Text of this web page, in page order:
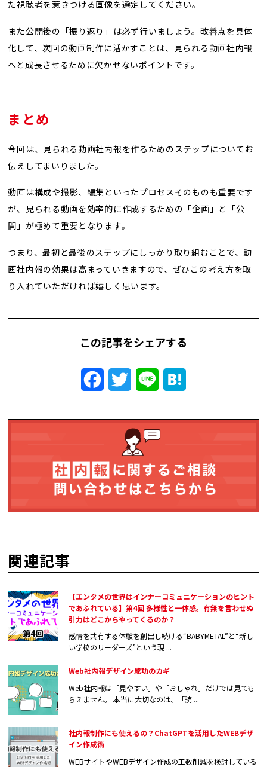
た視聴者を惹きつける画像を選定してください。
また公開後の「振り返り」は必ず行いましょう。改善点を具体
化して、次回の動画制作に活かすことは、見られる動画社内報
へと成長させるために欠かせないポイントです。
まとめ
今回は、見られる動画社内報を作るためのステップについてお
伝えしてまいりました。
動画は構成や撮影、編集といったプロセスそのものも重要です
が、見られる動画を効率的に作成するための「企画」と「公
開」が極めて重要となります。
つまり、最初と最後のステップにしっかり取り組むことで、動
画社内報の効果は高まっていきますので、ぜひこの考え方を取
り入れていただければ嬉しく思います。
この記事をシェアする
FacebookTwitter Line
関連記事
【エンタメの世界はインナーコミュニケーションのヒント
であふれている】第4回 多様性と一体感。有無を言わせぬ
引力はどこからやってくるのか？
感情を共有する体験を創出し続ける“BABYMETAL”と“新し
い学校のリーダーズ”という現 ...
Web社内報デザイン成功のカギ
Web社内報は「見やすい」や「おしゃれ」だけでは見ても
らえません。 本当に大切なのは、「読 ...
社内報制作にも使えるの？ChatGPTを活用したWEBデザ
イン作成術
WEBサイトやWEBデザイン作成の工数削減を検討している